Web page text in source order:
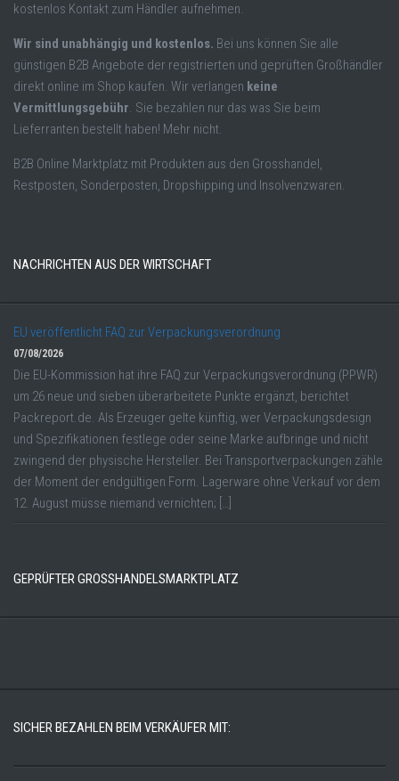
kostenlos Kontakt zum Händler aufnehmen.
Wir sind unabhängig und kostenlos. Bei uns können Sie alle
günstigen B2B Angebote der registrierten und geprüften Großhändler
direkt online im Shop kaufen. Wir verlangen keine
Vermittlungsgebühr. Sie bezahlen nur das was Sie beim
Lieferranten bestellt haben! Mehr nicht.
B2B Online Marktplatz mit Produkten aus den Grosshandel,
Restposten, Sonderposten, Dropshipping und Insolvenzwaren.
NACHRICHTEN AUS DER WIRTSCHAFT
EU veröffentlicht FAQ zur Verpackungsverordnung
07/08/2026
Die EU-Kommission hat ihre FAQ zur Verpackungsverordnung (PPWR)
um 26 neue und sieben überarbeitete Punkte ergänzt, berichtet
Packreport.de. Als Erzeuger gelte künftig, wer Verpackungsdesign
und Spezifikationen festlege oder seine Marke aufbringe und nicht
zwingend der physische Hersteller. Bei Transportverpackungen zähle
der Moment der endgültigen Form. Lagerware ohne Verkauf vor dem
12. August müsse niemand vernichten; […]
GEPRÜFTER GROSSHANDELSMARKTPLATZ
SICHER BEZAHLEN BEIM VERKÄUFER MIT: